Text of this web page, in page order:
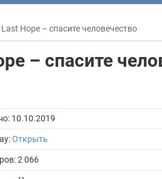
Hope – спасите человечество
– спасите
10.10.2019
Открыть
2 066